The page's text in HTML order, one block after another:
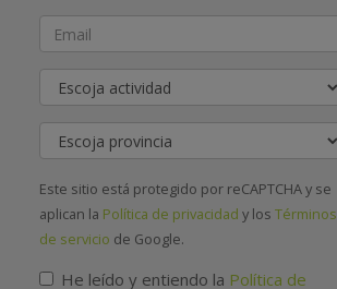
Contacte con nosotros
Email
Actividad
Provincia
Este sitio está protegido por reCAPTCHA y se
aplican la Política de privacidad y los Términos
de servicio de Google.
He leído y entiendo la Política de